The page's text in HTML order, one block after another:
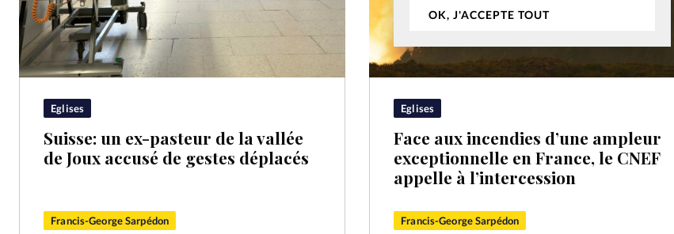
OK, J'ACCEPTE TOUT
Eglises
Suisse: un ex-pasteur de la vallée
de Joux accusé de gestes déplacés
Francis-George Sarpédon
Eglises
Face aux incendies d’une ampleur
exceptionnelle en France, le CNEF
appelle à l’intercession
Francis-George Sarpédon